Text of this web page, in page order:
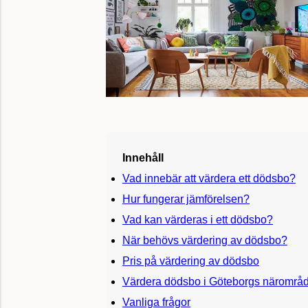
Innehåll
Vad innebär att värdera ett dödsbo?
Hur fungerar jämförelsen?
Vad kan värderas i ett dödsbo?
När behövs värdering av dödsbo?
Pris på värdering av dödsbo
Värdera dödsbo i Göteborgs
Vanliga frågor